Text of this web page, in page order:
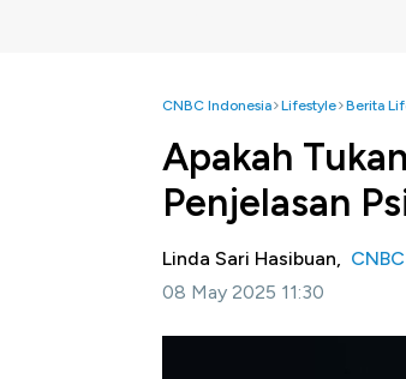
CNBC Indonesia Lifestyle Berita
Apakah
Penjelasan
Linda Sari Hasibuan,
08 May 2025 11:30